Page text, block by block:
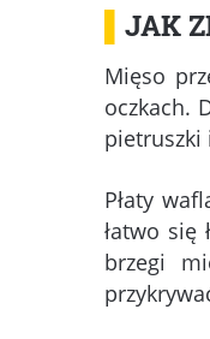
JAK
Mięso
oczkach.
pietruszki
Płaty
łatwo się
brzegi